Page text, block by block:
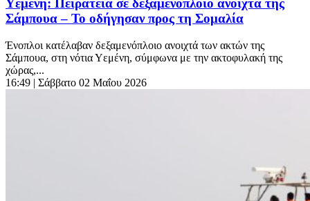
Υεμένη: Πειρατεία σε δεξαμενόπλοιο ανοιχτά της
Σάμπουα – Το οδήγησαν προς τη Σομαλία
Ένοπλοι κατέλαβαν δεξαμενόπλοιο ανοιχτά των ακτών της
Σάμπουα, στη νότια Υεμένη, σύμφωνα με την ακτοφυλακή της
χώρας,...
16:49 | Σάββατο 02 Μαΐου 2026